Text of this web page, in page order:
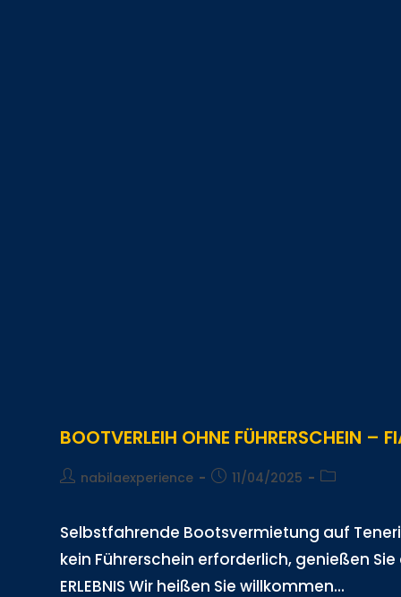
BOOTVERLEIH OHNE FÜHRERSCHEIN –
nabilaexperience 11/04/2025
Selbstfahrende Bootsvermietung auf
kein Führerschein erforderlich, genießen
ERLEBNIS Wir heißen Sie willkommen...